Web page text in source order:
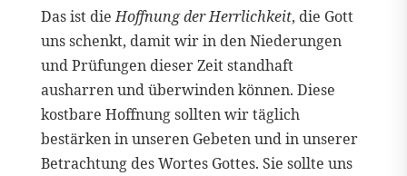
Das ist dieHoffnung der Herrlichkeit, die Gott
uns schenkt, damit wir in den Niederungen
und Prüfungen dieser Zeit standhaft
ausharren und überwinden können. Diese
kostbare Hoffnung sollten wir täglich
bestärken in unseren Gebeten und in unserer
Betrachtung des Wortes Gottes. Sie sollte uns